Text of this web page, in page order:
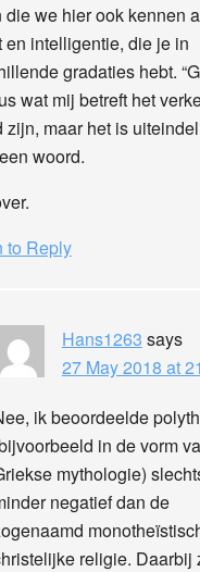
die we hier ook kennen
en intelligentie, die je in
gradaties hebt.
wat mij betreft het
zijn, maar het is
woord.
to Reply
Hans1263 says
27 May 2018 at
ik beoordeelde
in de vorm
mythologie)
negatief dan de
religie. Daarbij